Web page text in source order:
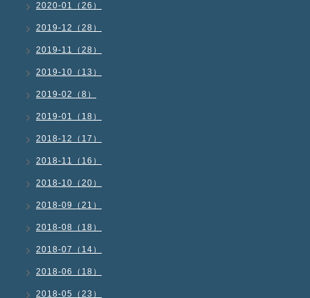
2020-01（26）
2019-12（28）
2019-11（28）
2019-10（13）
2019-02（8）
2019-01（18）
2018-12（17）
2018-11（16）
2018-10（20）
2018-09（21）
2018-08（18）
2018-07（14）
2018-06（18）
2018-05（23）